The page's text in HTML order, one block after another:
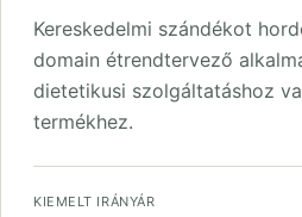
Kereskedelmi szándékot
domain étrendtervező
dietetikusi szolgáltatáshoz
termékhez.
KIEMELT IRÁNYÁR